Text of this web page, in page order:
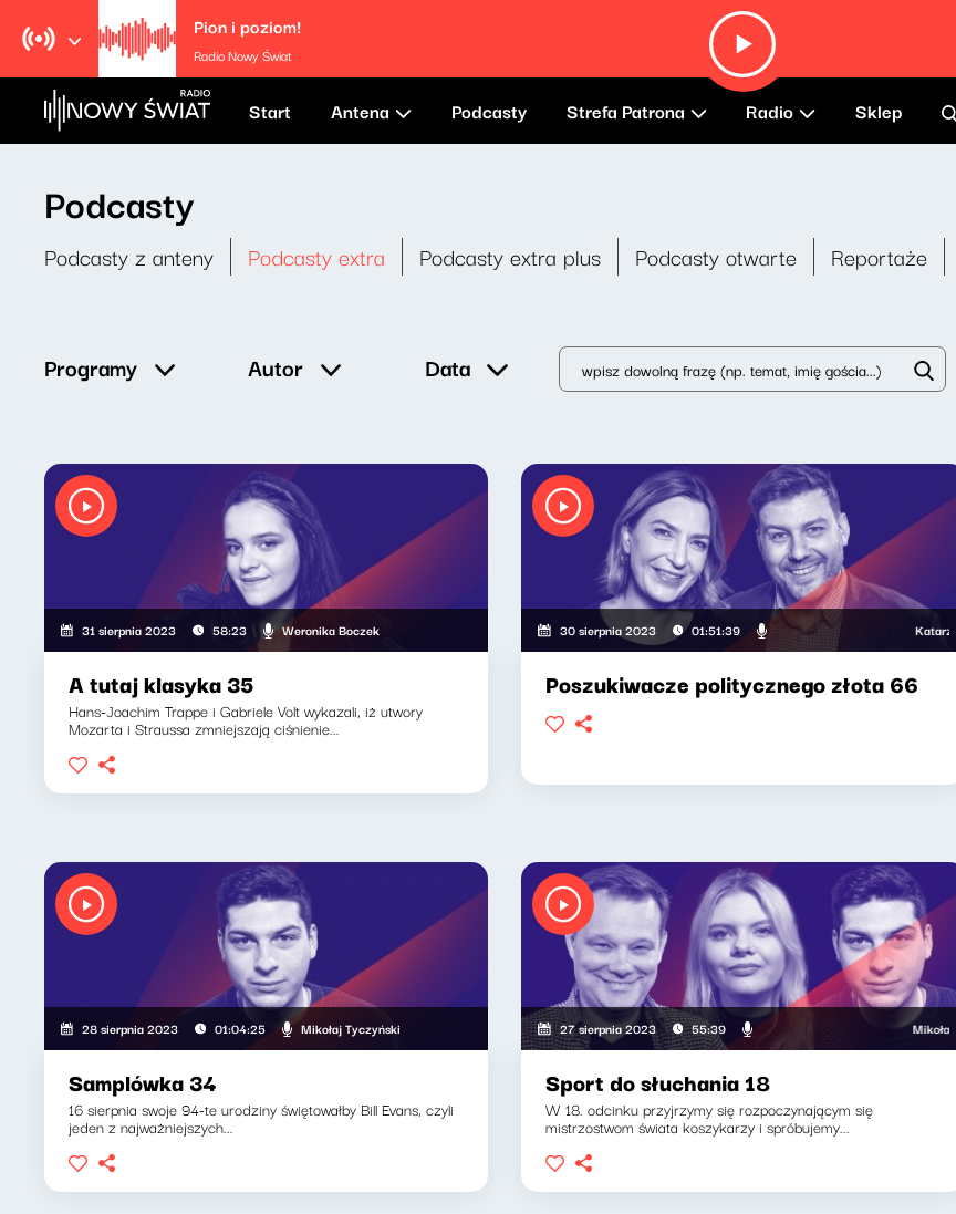
Pion i poziom!
Radio Nowy Świat
Start Antena Podcasty Strefa Patrona Radio Sklep
Podcasty
Podcasty z anteny Podcasty extra Podcasty extra plus Podcasty otwarte Reportaże
Programy Autor Data
31 sierpnia 2023 58:23 Weronika Boczek
A tutaj klasyka 35
Hans-Joachim Trappe i Gabriele Volt wykazali, iż utwory
Mozarta i Straussa zmniejszają ciśnienie...
30 sierpnia 2023 01:51:39
Poszukiwacze politycznego złota 66
28 sierpnia 2023 01:04:25 Mikołaj Tyczyński
Samplówka 34
16 sierpnia swoje 94-te urodziny świętowałby Bill Evans, czyli
jeden z najważniejszych...
27 sierpnia 2023 55:39 Mikołaj
Sport do słuchania 18
W 18. odcinku przyjrzymy się rozpoczynającym się
mistrzostwom świata koszykarzy i spróbujemy...